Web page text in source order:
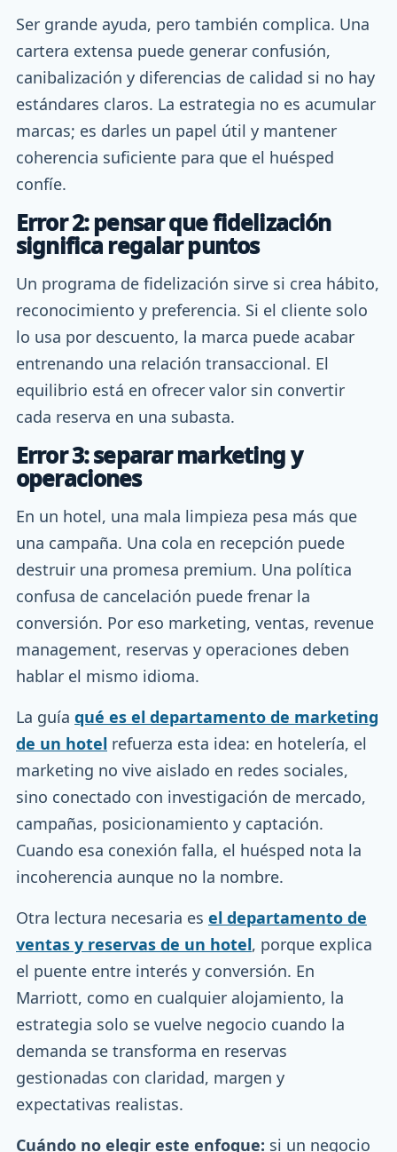
Ser grande ayuda, pero también complica. Una
cartera extensa puede generar confusión,
canibalización y diferencias de calidad si no hay
estándares claros. La estrategia no es acumular
marcas; es darles un papel útil y mantener
coherencia suficiente para que el huésped
confíe.
Error 2: pensar que fidelización
significa regalar puntos
Un programa de fidelización sirve si crea hábito,
reconocimiento y preferencia. Si el cliente solo
lo usa por descuento, la marca puede acabar
entrenando una relación transaccional. El
equilibrio está en ofrecer valor sin convertir
cada reserva en una subasta.
Error 3: separar marketing y
operaciones
En un hotel, una mala limpieza pesa más que
una campaña. Una cola en recepción puede
destruir una promesa premium. Una política
confusa de cancelación puede frenar la
conversión. Por eso marketing, ventas, revenue
management, reservas y operaciones deben
hablar el mismo idioma.
La guía qué es el departamento de marketing
de un hotel refuerza esta idea: en hotelería, el
marketing no vive aislado en redes sociales,
sino conectado con investigación de mercado,
campañas, posicionamiento y captación.
Cuando esa conexión falla, el huésped nota la
incoherencia aunque no la nombre.
Otra lectura necesaria es el departamento de
ventas y reservas de un hotel, porque explica
el puente entre interés y conversión. En
Marriott, como en cualquier alojamiento, la
estrategia solo se vuelve negocio cuando la
demanda se transforma en reservas
gestionadas con claridad, margen y
expectativas realistas.
Cuándo no elegir este enfoque: si un negocio